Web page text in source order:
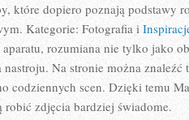
które dopiero poznają podstawy
Kategorie: Fotografia i
rozumiana nie tylko jako
Na stronie można
codziennych scen. Dzięki temu
robić zdjęcia bardziej świadome.